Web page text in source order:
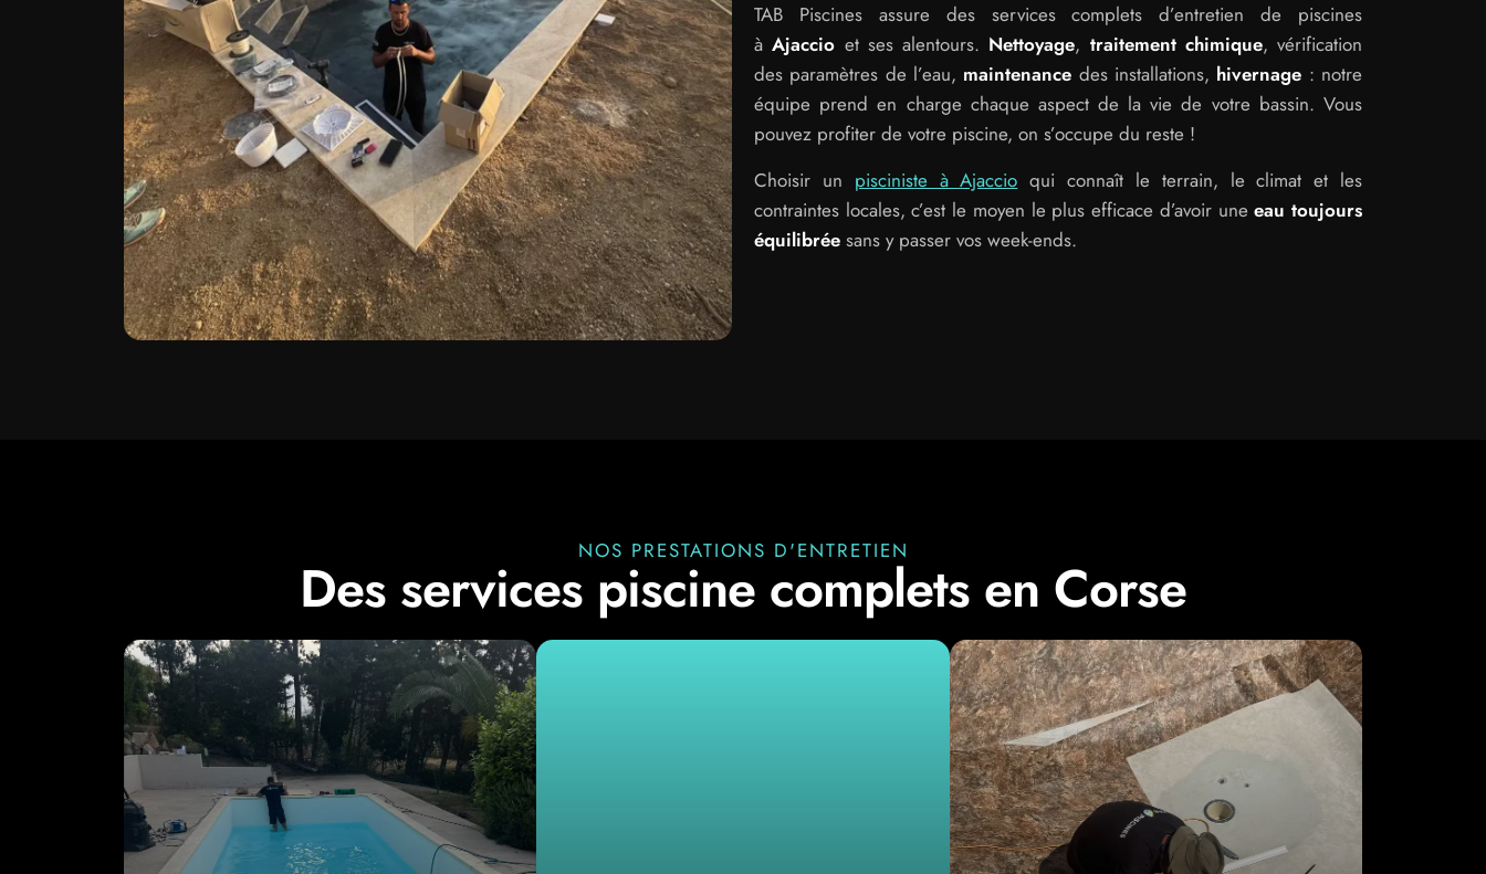
TAB Piscines assure des services complets d’entretien de piscines
àAjaccio et ses alentours. Nettoyage, traitement chimique, vérification
des paramètres de l’eau, maintenance des installations, hivernage : notre
équipe prend en charge chaque aspect de la vie de votre bassin. Vous
pouvez profiter de votre piscine, on s’occupe du reste !
Choisir un pisciniste à Ajaccio qui connaît le terrain, le climat et les
contraintes locales, c’est le moyen le plus efficace d’avoir uneeau toujours
équilibrée sans y passer vos week-ends.
NOS PRESTATIONS D'ENTRETIEN
Des services piscine complets en Corse
(pH, chlore, sel, alcalinité, stabilisant) et
ajustement des dosages pour maintenir
qualité de l'eau optimale. Une eau
bien équilibrée protège votre bassin, vos
équipements et vos baigneurs sur le long
terme.
filtre, vérification des skimmers, de la
couverture ( volets roulants
et dusystème de filtrationet de
chauffage. Un équipement bien
entretenu, c'est moins de pannes et une
installation qui dure.